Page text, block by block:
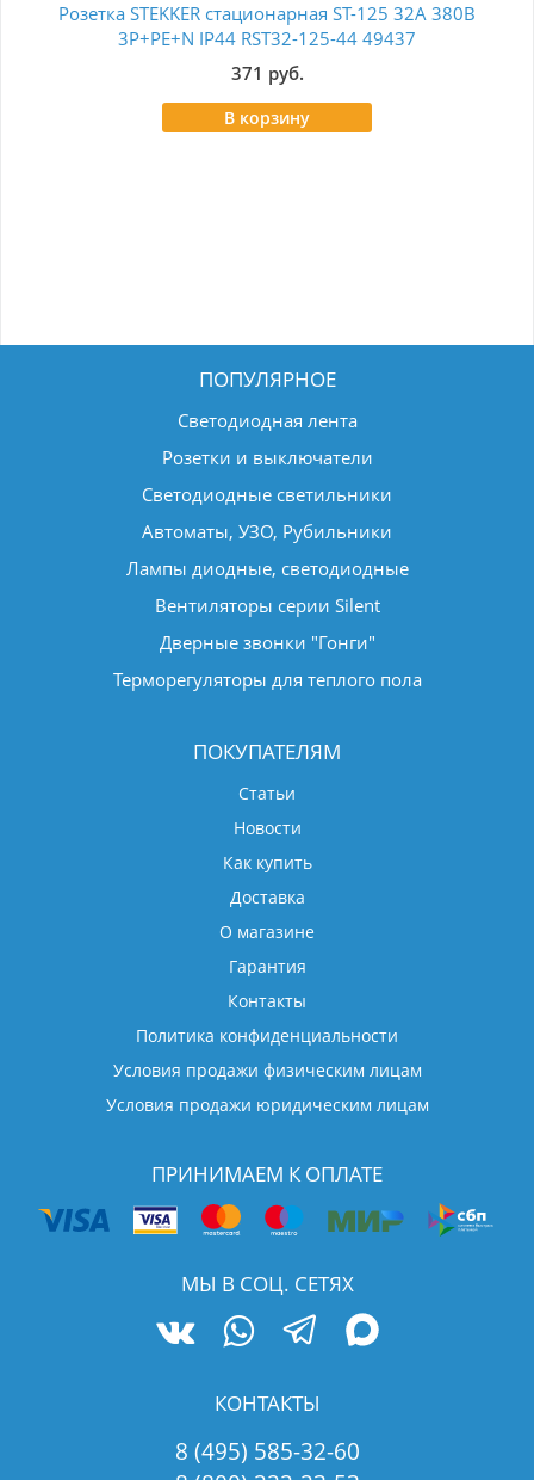
Розетка STEKKER стационарная ST-125 32А 380В
3P+PE+N IP44 RST32-125-44 49437
371 руб.
В корзину
ПОПУЛЯРНОЕ
Светодиодная лента
Розетки и выключатели
Светодиодные светильники
Автоматы, УЗО, Рубильники
Лампы диодные, светодиодные
Вентиляторы серии Silent
Дверные звонки "Гонги"
Терморегуляторы для теплого пола
ПОКУПАТЕЛЯМ
Статьи
Новости
Как купить
Доставка
О магазине
Гарантия
Контакты
Политика конфиденциальности
Условия продажи физическим лицам
Условия продажи юридическим лицам
ПРИНИМАЕМ К ОПЛАТЕ
МЫ В СОЦ. СЕТЯХ
КОНТАКТЫ
8 (495) 585-32-60